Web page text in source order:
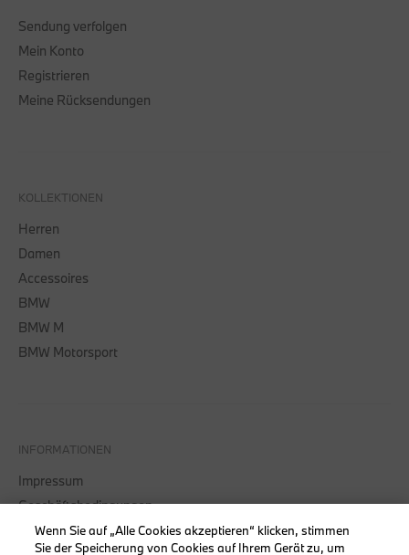
Sendung verfolgen
Mein Konto
Registrieren
Meine Rücksendungen
KOLLEKTIONEN
Herren
Damen
Accessoires
BMW
BMW M
BMW Motorsport
INFORMATIONEN
Impressum
Geschäftsbedingungen
Datenschutz
Wenn Sie auf „Alle Cookies akzeptieren“ klicken, stimmen
Sie der Speicherung von Cookies auf Ihrem Gerät zu, um